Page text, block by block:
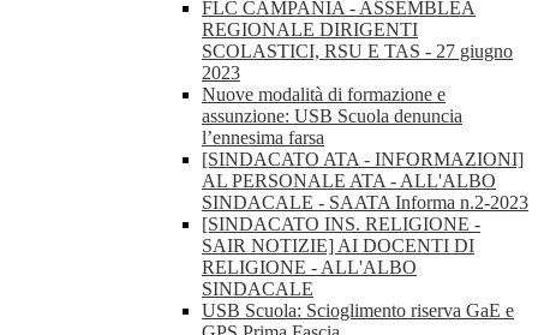
FLC CAMPANIA - ASSEMBLEA
REGIONALE DIRIGENTI
SCOLASTICI, RSU E TAS - 27 giugno
2023
Nuove modalità di formazione e
assunzione: USB Scuola denuncia
l’ennesima farsa
[SINDACATO ATA - INFORMAZIONI]
AL PERSONALE ATA - ALL'ALBO
SINDACALE - SAATA Informa n.2-2023
[SINDACATO INS. RELIGIONE -
SAIR NOTIZIE] AI DOCENTI DI
RELIGIONE - ALL'ALBO
SINDACALE
USB Scuola: Scioglimento riserva GaE e